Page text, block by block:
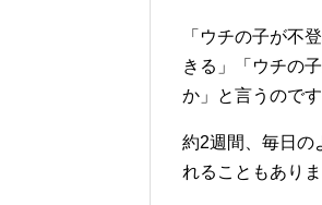
「ウチの子が不
きる」「ウチの
か」と言うのです
約2週間、毎日の
れることもありま